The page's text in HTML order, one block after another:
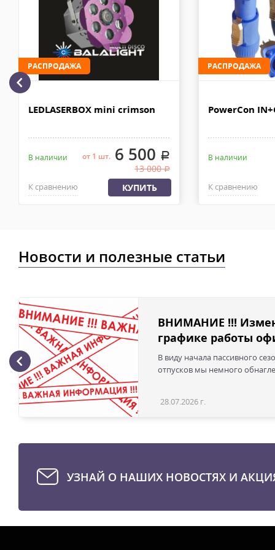
МКАД после 100% предоплаты. Вес заказа не более 100 кг,
110х90х80 см. Сроки доставки 2-4 рабочих дня. Стоимость
рублей. Документы отправляем с заказом или по ЭДО.
Доставка по Москве, МО и России - EMS ПОЧТА РОССИИ
Отправку заказа курьерской службой EMS осуществляем из
РАСПРОДАЖА
LEDLASERBOX mini crimson
В наличии от 1 шт.6 500 .
13 000.
К сравнению КУПИТЬ
РАСПРОДАЖА
PowerCon
В наличии
К сравнению
Новости и полезные статьи
ВНИМАНИЕ !!!
графике работы
В виду начала пассивного
отпусков мы немного
28.07.2026 г.
УЗНАЙ О НАШИХ НОВОСТЯХ И